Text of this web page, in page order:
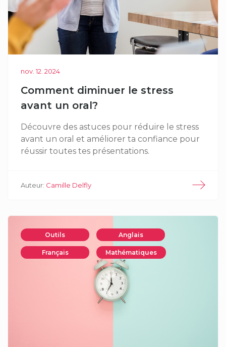
nov. 12. 2024
Comment diminuer le stress
avant un oral?
Découvre des astuces pour réduire le stress
avant un oral et améliorer ta confiance pour
réussir toutes tes présentations.
Auteur: Camille Delfly
Outils Anglais
Français Mathématiques